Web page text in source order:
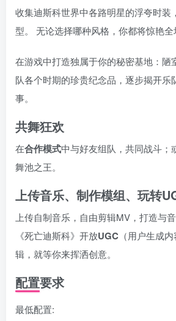
收集迪斯科世界中各路明星的浮夸时装
型。 无论选择哪种风格，你都将惊艳全
在游戏中打造独属于你的秘密基地：陋
队各个时期的珍贵纪念品，逐步揭开乐
事。
共舞狂欢
在合作模式中与好友组队，共同战斗；
舞池之王。
上传音乐、制作模组、玩转
上传自制音乐，自由剪辑MV，打造与
《死亡迪斯科》开放UGC （用户生成
辑，就等你来挥洒创意。
配置要求
最低配置: